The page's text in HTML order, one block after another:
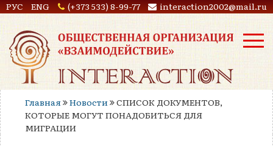
РУС ENG (+373 533) 8-99-77 interaction2002@mail.ru
Главная Новости
СПИСОК ДОКУМЕНТОВ,
КОТОРЫЕ МОГУТ ПОНАДОБИТЬСЯ ДЛЯ
МИГРАЦИИ